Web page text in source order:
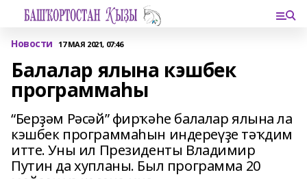
Новости 17 МАЯ 2021, 07:46
Балалар ялына кэшбек
программаһы
“Берҙәм Рәсәй” фирҡәһе балалар ялына ла
кэшбек программаһын индереүҙе тәҡдим
итте. Уны ил Президенты Владимир
Путин да хупланы. Был программа 20